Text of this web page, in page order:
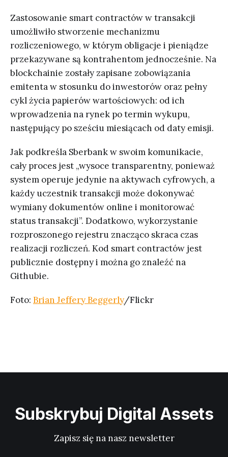
Zastosowanie smart contractów w transakcji
umożliwiło stworzenie mechanizmu
rozliczeniowego, w którym obligacje i pieniądze
przekazywane są kontrahentom jednocześnie. Na
blockchainie zostały zapisane zobowiązania
emitenta w stosunku do inwestorów oraz pełny
cykl życia papierów wartościowych: od ich
wprowadzenia na rynek po termin wykupu,
następujący po sześciu miesiącach od daty emisji.
Jak podkreśla Sberbank w swoim komunikacie,
cały proces jest „wysoce transparentny, ponieważ
system operuje jedynie na aktywach cyfrowych, a
każdy uczestnik transakcji może dokonywać
wymiany dokumentów online i monitorować
status transakcji”. Dodatkowo, wykorzystanie
rozproszonego rejestru znacząco skraca czas
realizacji rozliczeń. Kod smart contractów jest
publicznie dostępny i można go znaleźć na
Githubie.
Foto: Brian Jeffery Beggerly/Flickr
Subskrybuj Digital Assets
Zapisz się na nasz newsletter